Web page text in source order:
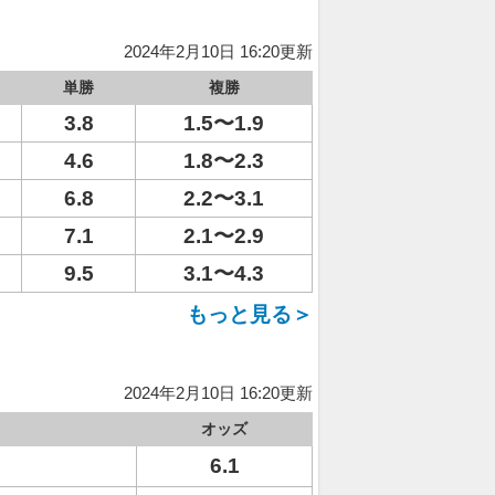
2024年2月10日 16:20更新
単勝 複勝
3.8
1.5〜1.9
4.6
1.8〜2.3
6.8
2.2〜3.1
7.1
2.1〜2.9
9.5
3.1〜4.3
もっと見る＞
2024年2月10日 16:20更新
オッズ
6.1